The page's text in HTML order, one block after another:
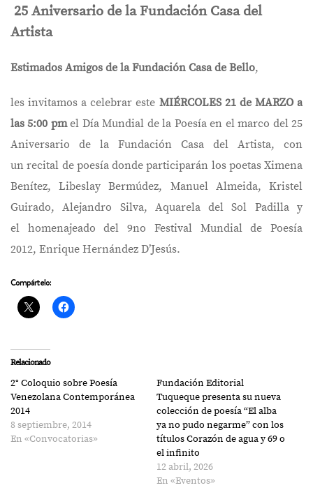
25 Aniversario de la Fundación Casa del
Artista
Estimados Amigos de la Fundación Casa de Bello,
les invitamos a celebrar este MIÉRCOLES 21 de MARZO a
las 5:00 pmel Día Mundial de la Poesía en el marco del 25
Aniversario de la Fundación Casa del Artista, con
un recital de poesía donde participarán los poetas Ximena
Benítez, Libeslay Bermúdez, Manuel Almeida, Kristel
Guirado, Alejandro Silva, Aquarela del Sol Padilla y
el homenajeado del 9no Festival Mundial de Poesía
2012, Enrique Hernández D’Jesús.
Compártelo:
Relacionado
2° Coloquio sobre Poesía
Venezolana Contemporánea
2014
8 septiembre, 2014
En «Convocatorias»
Fundación Editorial
Tuqueque presenta su nueva
colección de poesía “El alba
ya no pudo negarme” con los
títulos Corazón de agua y 69 o
el infinito
12 abril, 2026
En «Eventos»